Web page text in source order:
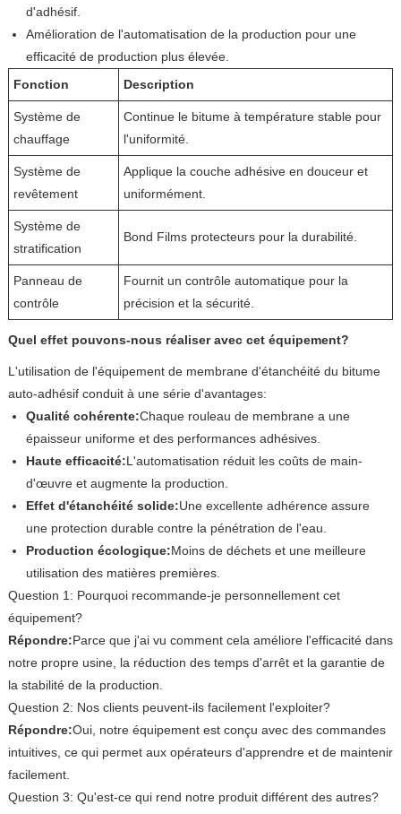
d'adhésif.
Amélioration de l'automatisation de la production pour une
efficacité de production plus élevée.
Fonction
Description
Système de
chauffage
Continue le bitume à température stable pour
l'uniformité.
Système de
revêtement
Applique la couche adhésive en douceur et
uniformément.
Système de
stratification
Bond Films protecteurs pour la durabilité.
Panneau de
contrôle
Fournit un contrôle automatique pour la
précision et la sécurité.
Quel effet pouvons-nous réaliser avec cet équipement?
L'utilisation de l'équipement de membrane d'étanchéité du bitume
auto-adhésif conduit à une série d'avantages:
Qualité cohérente:Chaque rouleau de membrane a une
épaisseur uniforme et des performances adhésives.
Haute efficacité:L'automatisation réduit les coûts de main-
d'œuvre et augmente la production.
Effet d'étanchéité solide:Une excellente adhérence assure
une protection durable contre la pénétration de l'eau.
Production écologique:Moins de déchets et une meilleure
utilisation des matières premières.
Question 1: Pourquoi recommande-je personnellement cet
équipement?
Répondre:Parce que j'ai vu comment cela améliore l'efficacité dans
notre propre usine, la réduction des temps d'arrêt et la garantie de
la stabilité de la production.
Question 2: Nos clients peuvent-ils facilement l'exploiter?
Répondre:Oui, notre équipement est conçu avec des commandes
intuitives, ce qui permet aux opérateurs d'apprendre et de maintenir
facilement.
Question 3: Qu'est-ce qui rend notre produit différent des autres?